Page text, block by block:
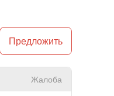
Предложить
Жалоба